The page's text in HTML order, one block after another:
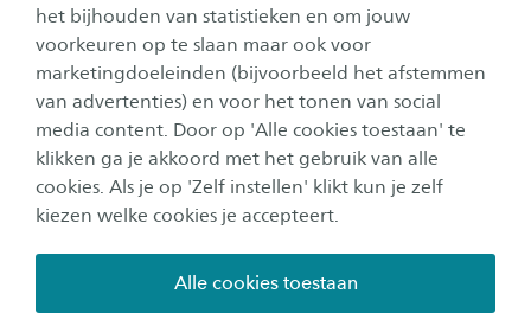
het bijhouden van statistieken en om jouw
voorkeuren op te slaan maar ook voor
marketingdoeleinden (bijvoorbeeld het afstemmen
van advertenties) en voor het tonen van social
media content. Door op 'Alle cookies toestaan' te
klikken ga je akkoord met het gebruik van alle
cookies. Als je op 'Zelf instellen' klikt kun je zelf
kiezen welke cookies je accepteert.
Alle cookies toestaan
tonen
Ben jij dé studentondernemer
van de toekomst?
Ben jij ondernemend, ambitieus en durf je